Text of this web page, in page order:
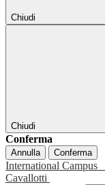
Chiudi
Chiudi
Conferma
Annulla Conferma
International Campus
Cavallotti